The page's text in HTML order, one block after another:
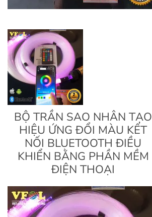
BỘ TRẦN SAO NHÂN TẠO
HIỆU ỨNG ĐỔI MÀU KẾT
NỐI BLUETOOTH ĐIỀU
KHIỂN BẰNG PHẦN MỀM
ĐIỆN THOẠI